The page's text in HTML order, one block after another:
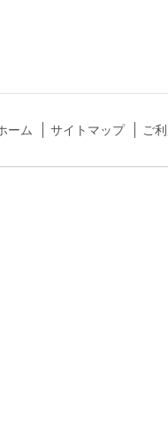
ーム サイトマップ ご